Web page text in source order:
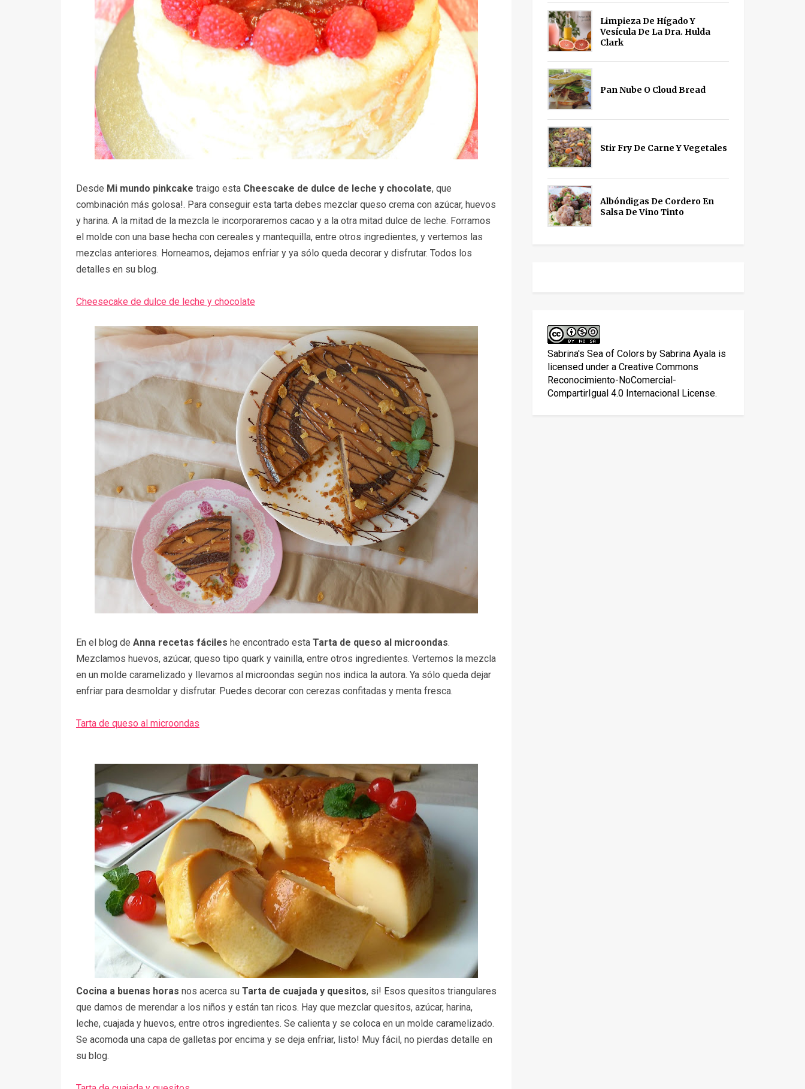
Desde Mi mundo pinkcake traigo esta Cheescake de dulce de leche y chocolate, que
combinación más golosa!. Para conseguir esta tarta debes mezclar queso crema con azúcar, huevos
y harina. A la mitad de la mezcla le incorporaremos cacao y a la otra mitad dulce de leche. Forramos
el molde con una base hecha con cereales y mantequilla, entre otros ingredientes, y vertemos las
mezclas anteriores. Horneamos, dejamos enfriar y ya sólo queda decorar y disfrutar. Todos los
detalles en su blog.
Cheesecake de dulce de leche y chocolate
En el blog de Anna recetas fáciles he encontrado esta Tarta de queso al microondas.
Mezclamos huevos, azúcar, queso tipo quark y vainilla, entre otros ingredientes. Vertemos la mezcla
en un molde caramelizado y llevamos al microondas según nos indica la autora. Ya sólo queda dejar
enfriar para desmoldar y disfrutar. Puedes decorar con cerezas confitadas y menta fresca.
Tarta de queso al microondas
Cocina a buenas horas nos acerca su Tarta de cuajada y quesitos, si! Esos quesitos triangulares
que damos de merendar a los niños y están tan ricos. Hay que mezclar quesitos, azúcar, harina,
leche, cuajada y huevos, entre otros ingredientes. Se calienta y se coloca en un molde caramelizado.
Se acomoda una capa de galletas por encima y se deja enfriar, listo! Muy fácil, no pierdas detalle en
su blog.
Limpieza De Hígado Y
Vesícula De La Dra. Hulda
Clark
Pan Nube O Cloud Bread
Stir Fry De Carne Y Vegetales
Albóndigas De Cordero En
Salsa De Vino Tinto
Sabrina's Sea of Colors by Sabrina Ayalais
licensed under a Creative Commons
Reconocimiento-NoComercial-
CompartirIgual 4.0 Internacional License.